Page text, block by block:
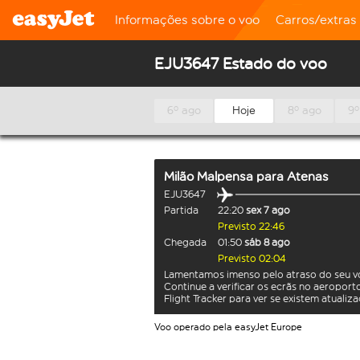
Informações sobre o voo Carros/extras
EJU3647 Estado do voo
6º ago Hoje 8º ago
Milão Malpensa para Atenas
EJU3647
Partida
22:20 sex 7 ago
Previsto 22:46
Chegada
01:50 sáb 8 ago
Previsto 02:04
Lamentamos imenso pelo atraso do seu
Continue a verificar os ecrãs no
Flight Tracker para ver se existem
Voo operado pela easyJet Europe